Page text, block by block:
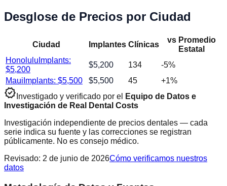
Desglose de Precios por Ciudad
Ciudad Implantes Clínicas
vs Promedio
Estatal
Honolulu Implants:
$5,200
$5,200 134 -5%
Maui Implants: $5,500 $5,500 45 +1%
verified Investigado y verificado por el
Equipo de Datos e
Investigación de Real Dental Costs
Investigación independiente de precios dentales — cada
serie indica su fuente y las correcciones se registran
públicamente. No es consejo médico.
Revisado: 2 de junio de 2026Cómo verificamos nuestros
datos